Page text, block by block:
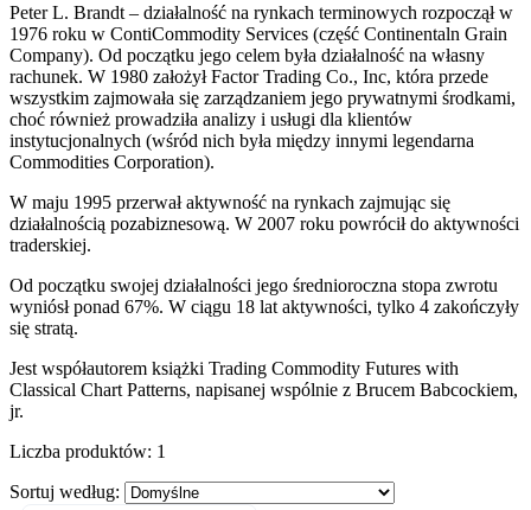
Peter L. Brandt – działalność na rynkach terminowych rozpoczął w
1976 roku w ContiCommodity Services (część Continentaln Grain
Company). Od początku jego celem była działalność na własny
rachunek. W 1980 założył Factor Trading Co., Inc, która przede
wszystkim zajmowała się zarządzaniem jego prywatnymi środkami,
choć również prowadziła analizy i usługi dla klientów
instytucjonalnych (wśród nich była między innymi legendarna
Commodities Corporation).
W maju 1995 przerwał aktywność na rynkach zajmując się
działalnością pozabiznesową. W 2007 roku powrócił do aktywności
traderskiej.
Od początku swojej działalności jego średnioroczna stopa zwrotu
wyniósł ponad 67%. W ciągu 18 lat aktywności, tylko 4 zakończyły
się stratą.
Jest współautorem książki Trading Commodity Futures with
Classical Chart Patterns, napisanej wspólnie z Brucem Babcockiem,
jr.
Liczba produktów: 1
Sortuj według: